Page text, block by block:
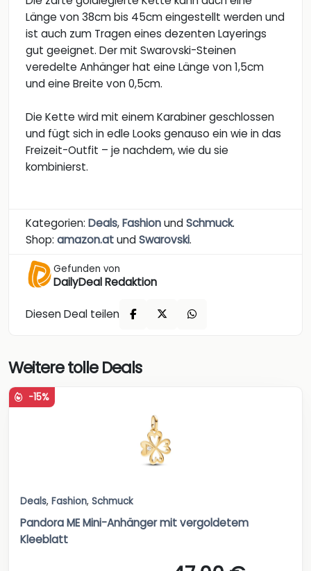
Länge von 38cm bis 45cm eingestellt werden und
ist auch zum Tragen eines dezenten Layerings
gut geeignet. Der mit Swarovski-Steinen
veredelte Anhänger hat eine Länge von 1,5cm
und eine Breite von 0,5cm.
Die Kette wird mit einem Karabiner geschlossen
und fügt sich in edle Looks genauso ein wie in das
Freizeit-Outfit – je nachdem, wie du sie
kombinierst.
Kategorien: Deals,FashionundSchmuck.
Shop: amazon.atundSwarovski.
Gefunden von
DailyDeal Redaktion
Diesen Deal teilen
Weitere tolle Deals
-15%
Deals, Fashion, Schmuck
Pandora ME Mini-Anhänger mit vergoldetem
Kleeblatt